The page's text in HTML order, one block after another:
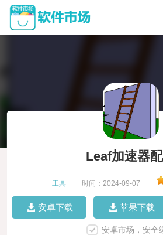
Leaf加速器
工具 时间：2024-09-07
安卓下载 苹果下载
安卓市场，安全